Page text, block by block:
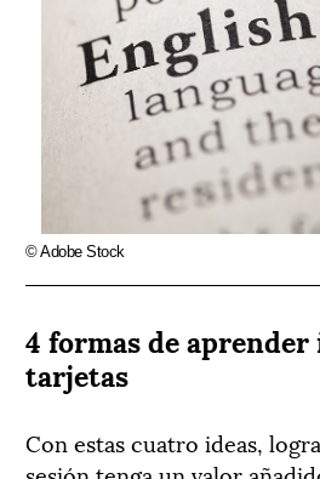
© Adobe Stock
4 formas de
tarjetas
Con estas cuatro ideas,